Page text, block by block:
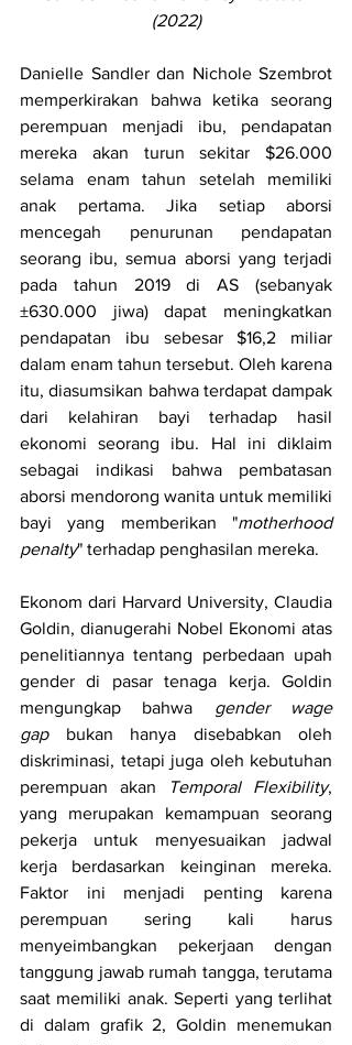
(2022)
Danielle Sandler dan Nichole Szembrot
memperkirakan bahwa ketika seorang
perempuan menjadi ibu, pendapatan
mereka akan turun sekitar $26.000
selama enam tahun setelah memiliki
anak pertama. Jika setiap aborsi
mencegah penurunan pendapatan
seorang ibu, semua aborsi yang terjadi
pada tahun 2019 di AS (sebanyak
±630.000 jiwa) dapat meningkatkan
pendapatan ibu sebesar $16,2 miliar
dalam enam tahun tersebut. Oleh karena
itu, diasumsikan bahwa terdapat dampak
dari kelahiran bayi terhadap hasil
ekonomi seorang ibu. Hal ini diklaim
sebagai indikasi bahwa pembatasan
aborsi mendorong wanita untuk memiliki
bayi yang memberikan "motherhood
penalty" terhadap penghasilan mereka.
Ekonom dari Harvard University, Claudia
Goldin, dianugerahi Nobel Ekonomi atas
penelitiannya tentang perbedaan upah
gender di pasar tenaga kerja. Goldin
mengungkap bahwa gender wage
gap bukan hanya disebabkan oleh
diskriminasi, tetapi juga oleh kebutuhan
perempuan akan
Temporal Flexibility,
yang merupakan kemampuan seorang
pekerja untuk menyesuaikan jadwal
kerja berdasarkan keinginan mereka.
Faktor ini menjadi penting karena
perempuan sering kali harus
menyeimbangkan pekerjaan dengan
tanggung jawab rumah tangga, terutama
saat memiliki anak. Seperti yang terlihat
di dalam grafik 2, Goldin menemukan